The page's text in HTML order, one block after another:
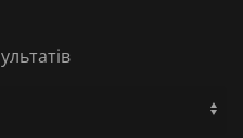
Сортовано